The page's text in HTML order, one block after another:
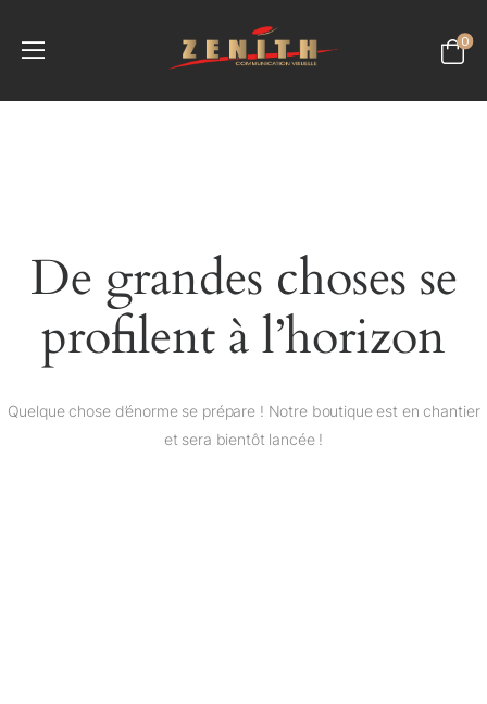
0
De grandes choses se
profilent à l’horizon
Quelque chose d’énorme se prépare ! Notre boutique est en chantier
et sera bientôt lancée !